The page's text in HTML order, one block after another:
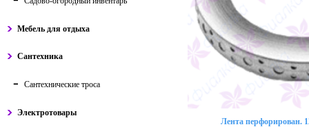
Мебель для отдыха
Сантехника
Сантехнические троса
Электротовары
Лента перфорирован.